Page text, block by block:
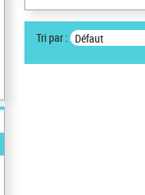
Tri par : Défaut